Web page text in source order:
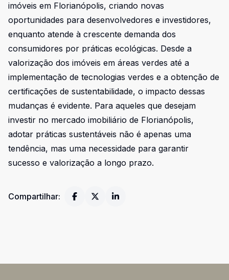
imóveis em Florianópolis, criando novas
oportunidades para desenvolvedores e investidores,
enquanto atende à crescente demanda dos
consumidores por práticas ecológicas. Desde a
valorização dos imóveis em áreas verdes até a
implementação de tecnologias verdes e a obtenção de
certificações de sustentabilidade, o impacto dessas
mudanças é evidente. Para aqueles que desejam
investir no mercado imobiliário de Florianópolis,
adotar práticas sustentáveis não é apenas uma
tendência, mas uma necessidade para garantir
sucesso e valorização a longo prazo.
Compartilhar: